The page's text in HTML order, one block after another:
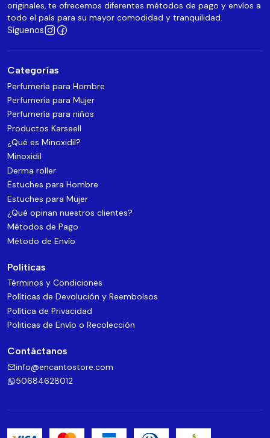
originales, te ofrecemos diferentes métodos de pago y envíos a
todo el país para su mayor comodidad y tranquilidad.
Síguenos
Categorías
Perfumería para Hombre
Perfumería para Mujer
Perfumería para niños
Productos Karseell
¿Qué es Minoxidil?
Minoxidil
Derma roller
Estuches para Hombre
Estuches para Mujer
¿Qué opinan nuestros clientes?
Métodos de Pago
Método de Envío
Politicas
Términos y Condiciones
Políticas de Devolución y Reembolsos
Política de Privacidad
Politicas de Envío o Recolección
Contáctanos
info@encantostore.com
50684628012